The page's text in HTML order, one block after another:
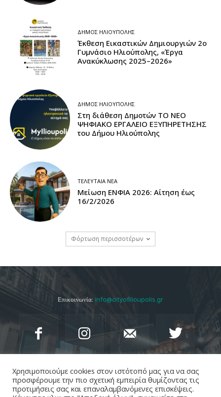
ΔΉΜΟΣ ΗΛΙΟΎΠΟΛΗΣ
Έκθεση Εικαστικών Δημιουργιών 2ο
Γυμνάσιο Ηλιούπολης, «Έργα
Ανακύκλωσης 2025–2026»
ΔΉΜΟΣ ΗΛΙΟΎΠΟΛΗΣ
Στη διάθεση Δημοτών ΤΟ ΝΕΟ
ΨΗΦΙΑΚΟ ΕΡΓΑΛΕΙΟ ΕΞΥΠΗΡΕΤΗΣΗΣ
του Δήμου Ηλιούπολης
ΤΕΛΕΥΤΑΊΑ ΝΈΑ
Μείωση ΕΝΦΙΑ 2026: Αίτηση έως
16/2/2026
Φόρτωση περισσοτέρων
Επικοινωνία: info@cityofilioupolis.gr
Χρησιμοποιούμε cookies στον ιστότοπό μας για να σας
προσφέρουμε την πιο σχετική εμπειρία θυμίζοντας τις
προτιμήσεις σας και επαναλαμβανόμενες επισκέψεις.